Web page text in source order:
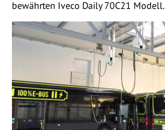
bewährten Iveco Daily 70C21 Modell.